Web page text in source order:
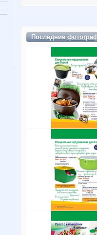
Последние